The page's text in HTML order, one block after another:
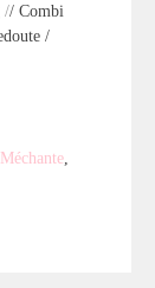
// Combi
/
,